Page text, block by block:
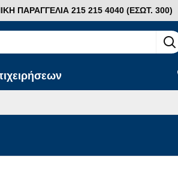
ΠΑΡΑΓΓΕΛΊΑ 215 215 4040 (ΕΣΩΤ. 300)